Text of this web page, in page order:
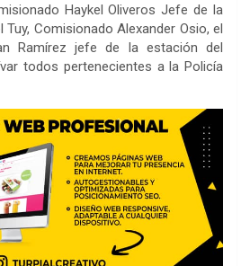
Haykel Oliveros Jefe de la
Comisionado Alexander Osio, el
Ramírez jefe de la estación del
todos pertenecientes a la Policía